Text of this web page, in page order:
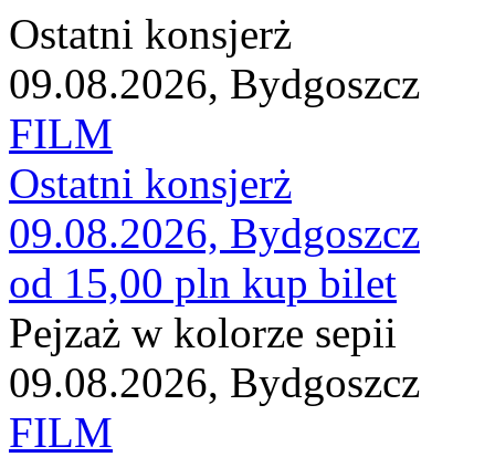
Ostatni konsjerż
09.08.2026, Bydgoszcz
FILM
Ostatni konsjerż
09.08.2026, Bydgoszcz
od 15,00 pln kup bilet
Pejzaż w kolorze sepii
09.08.2026, Bydgoszcz
FILM